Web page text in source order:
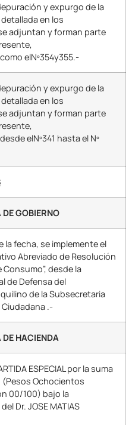
y expurgo de la
en los
adjuntan y forman parte
elNº354y355.-
y expurgo de la
en los
adjuntan y forman parte
elNº341 hasta el Nº
GOBIERNO
la fecha, se implemente el
Abreviado de Resolución
desde la
de Defensa del
de la Subsecretaria
.-
DE HACIENDA
ESPECIAL por la suma
Ochocientos
00/100) bajo la
Dr. JOSE MATIAS